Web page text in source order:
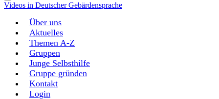
Videos in Deutscher Gebärdensprache
Über uns
Aktuelles
Themen A-Z
Gruppen
Junge Selbsthilfe
Gruppe gründen
Kontakt
Login